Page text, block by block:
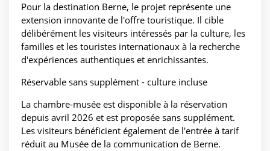
Pour la destination Berne, le projet représente une
extension innovante de l'offre touristique. Il cible
délibérément les visiteurs intéressés par la culture, les
familles et les touristes internationaux à la recherche
d'expériences authentiques et enrichissantes.
Réservable sans supplément - culture incluse
La chambre-musée est disponible à la réservation
depuis avril 2026 et est proposée sans supplément.
Les visiteurs bénéficient également de l'entrée à tarif
réduit au Musée de la communication de Berne.